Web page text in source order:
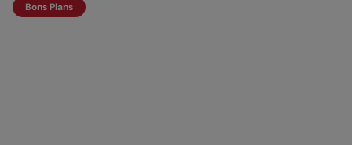
Bons Plans